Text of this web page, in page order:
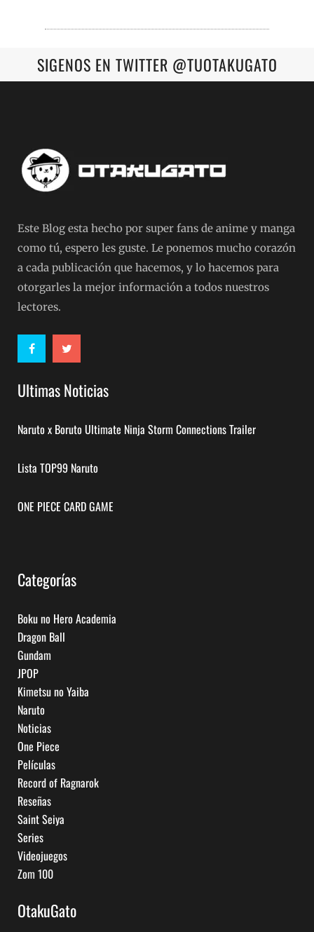
SIGENOS EN TWITTER @TUOTAKUGATO
Este Blog esta hecho por super fans de anime y manga
como tú, espero les guste. Le ponemos mucho corazón
a cada publicación que hacemos, y lo hacemos para
otorgarles la mejor información a todos nuestros
lectores.
Ultimas Noticias
Naruto x Boruto Ultimate Ninja Storm Connections Trailer
Lista TOP99 Naruto
ONE PIECE CARD GAME
Categorías
Boku no Hero Academia
Dragon Ball
Gundam
JPOP
Kimetsu no Yaiba
Naruto
Noticias
One Piece
Películas
Record of Ragnarok
Reseñas
Saint Seiya
Series
Videojuegos
Zom 100
OtakuGato